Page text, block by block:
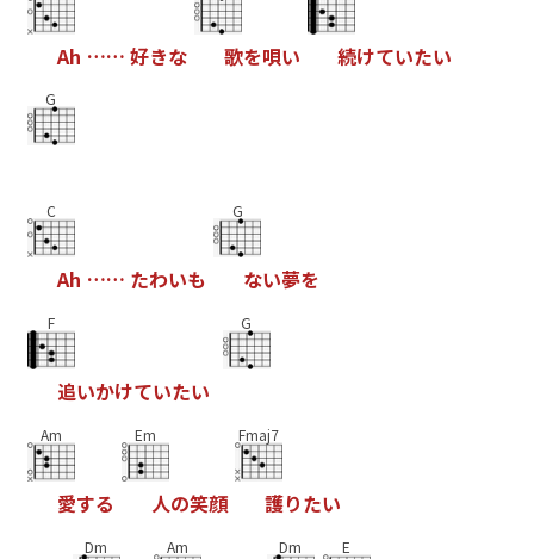
Ah …… 好きな 歌を唄い 続けていたい
G
C
Ah …… たわいも
G
ない夢を
F
追いかけていたい
G
Am
愛する
Em
人の笑顔
Fmaj7
護りたい
Dm Am Dm E